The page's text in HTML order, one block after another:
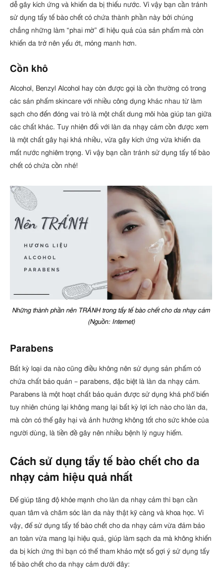
dễ gây kích ứng và khiến da bị thiếu nước. Vì vậy bạn cần tránh
sử dụng tẩy tế bào chết có chứa thành phần này bởi chúng
chẳng những làm “phai mờ” đi hiệu quả của sản phẩm mà còn
khiến da trở nên yếu ớt, mỏng manh hơn.
Cồn khô
Alcohol, Benzyl Alcohol hay còn được gọi là cồn thường có trong
các sản phẩm skincare với nhiều công dụng khác nhau từ làm
sạch cho đến đóng vai trò là một chất dung môi hòa giúp tan giữa
các chất khác. Tuy nhiên đối với làn da nhạy cảm cồn được xem
là một chất gây hại khá nhiều, vừa gây kích ứng vừa khiến da
mất nước nghiêm trọng. Vì vậy bạn cần tránh sử dụng tẩy tế bào
chết có chứa cồn nhé!
Những thành phần nên TRÁNH trong tẩy tế bào chết cho da nhạy cảm
(Nguồn: Internet)
Parabens
Bất kỳ loại da nào cũng điều không nên sử dụng sản phẩm có
chứa chất bảo quản – parabens, đặc biệt là làn da nhạy cảm.
Parabens là một hoạt chất bảo quản được sử dụng khá phổ biến
tuy nhiên chúng lại không mang lại bất kỳ lợi ích nào cho làn da,
mà còn có thể gây hại và ảnh hưởng không tốt cho sức khỏe của
người dùng, là tiền đề gây nên nhiều bệnh lý nguy hiểm.
Cách sử dụng tẩy tế bào chết cho da
nhạy cảm hiệu quả nhất
Để giúp tăng độ khỏe mạnh cho làn da nhạy cảm thì bạn cần
quan tâm và chăm sóc làn da này thật kỹ càng và khoa học. Vì
vậy, để sử dụng tẩy tế bào chết cho da nhạy cảm vừa đảm bảo
an toàn vừa mang lại hiệu quả, giúp làm sạch da mà không khiến
da bị kích ứng thì bạn có thể tham khảo một số gợi ý sử dụng tẩy
tế bào chết cho da nhạy cảm dưới đây: